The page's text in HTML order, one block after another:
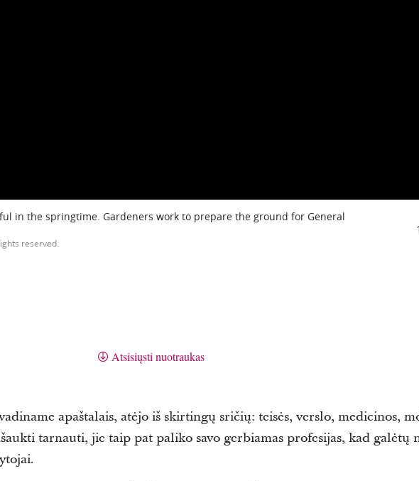
in the springtime. Gardeners work to prepare the ground for General
reserved.
1
Atsisiųsti nuotraukas
apaštalais, atėjo iš skirtingų sričių: teisės, verslo, medicinos,
tarnauti, jie taip pat paliko savo gerbiamas profesijas, kad galėtų